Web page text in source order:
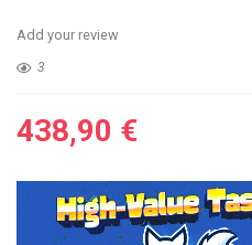
Add your review
3
438,90 €